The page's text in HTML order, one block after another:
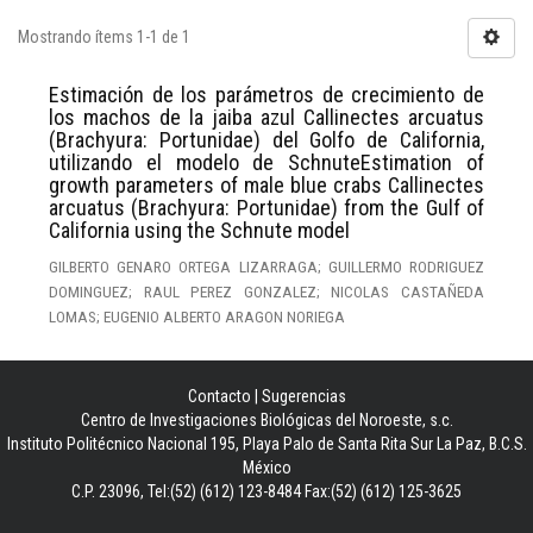
Mostrando ítems 1-1 de 1
Estimación de los parámetros de crecimiento de
los machos de la jaiba azul Callinectes arcuatus
(Brachyura: Portunidae) del Golfo de California,
utilizando el modelo de SchnuteEstimation of
growth parameters of male blue crabs Callinectes
arcuatus (Brachyura: Portunidae) from the Gulf of
California using the Schnute model
GILBERTO GENARO ORTEGA LIZARRAGA; GUILLERMO RODRIGUEZ
DOMINGUEZ; RAUL PEREZ GONZALEZ; NICOLAS CASTAÑEDA
LOMAS; EUGENIO ALBERTO ARAGON NORIEGA
Contacto
Sugerencias
Centro de Investigaciones Biológicas del Noroeste, s.c.
Instituto Politécnico Nacional 195, Playa Palo de Santa Rita Sur La Paz, B.C.S.
México
C.P. 23096, Tel:(52) (612) 123-8484 Fax:(52) (612) 125-3625